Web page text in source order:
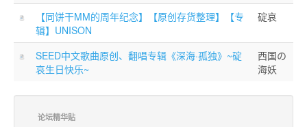
专题
社区
【同饼干MM的周年纪念】【原创存货整理】【专
辑】UNISON
碇哀
SEED中文歌曲原创、翻唱专辑《深海·孤独》~碇
哀生日快乐~
西国の
海妖
论坛精华贴